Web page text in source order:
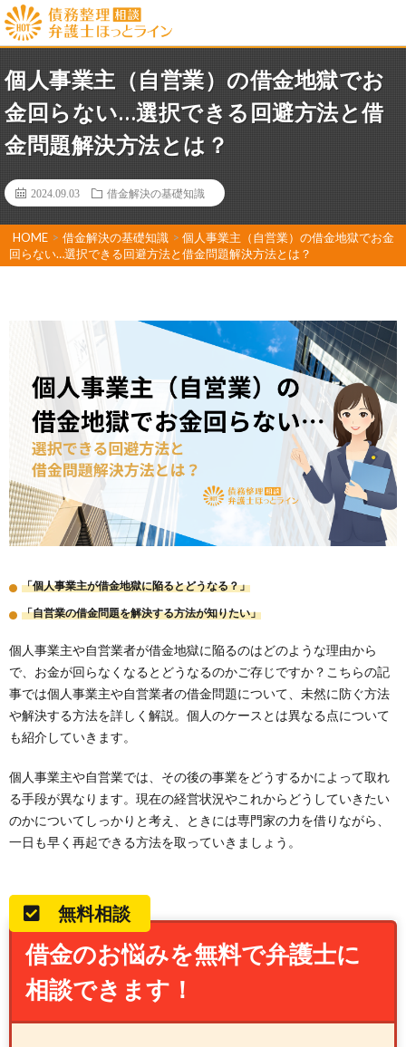
個人事業主（自営業）の借金地獄でお
金回らない…選択できる回避方法と借
金問題解決方法とは？
2024.09.03 借金解決の基礎知識
HOME > 借金解決の基礎知識 > 個人事業主（自営業）の借金地獄でお金
回らない…選択できる回避方法と借金問題解決方法とは？
「個人事業主が借金地獄に陥るとどうなる？」
「自営業の借金問題を解決する方法が知りたい」
個人事業主や自営業者が借金地獄に陥るのはどのような理由から
で、お金が回らなくなるとどうなるのかご存じですか？こちらの記
事では個人事業主や自営業者の借金問題について、未然に防ぐ方法
や解決する方法を詳しく解説。個人のケースとは異なる点について
も紹介していきます。
個人事業主や自営業では、その後の事業をどうするかによって取れ
る手段が異なります。現在の経営状況やこれからどうしていきたい
のかについてしっかりと考え、ときには専門家の力を借りながら、
一日も早く再起できる方法を取っていきましょう。
無料相談
借金のお悩みを無料で弁護士に
相談できます！